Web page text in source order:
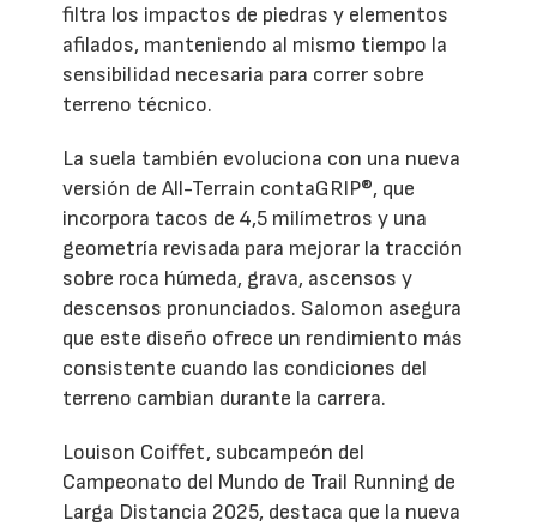
filtra los impactos de piedras y elementos
afilados, manteniendo al mismo tiempo la
sensibilidad necesaria para correr sobre
terreno técnico.
La suela también evoluciona con una nueva
versión de All-Terrain contaGRIP®, que
incorpora tacos de 4,5 milímetros y una
geometría revisada para mejorar la tracción
sobre roca húmeda, grava, ascensos y
descensos pronunciados. Salomon asegura
que este diseño ofrece un rendimiento más
consistente cuando las condiciones del
terreno cambian durante la carrera.
Louison Coiffet, subcampeón del
Campeonato del Mundo de Trail Running de
Larga Distancia 2025, destaca que la nueva